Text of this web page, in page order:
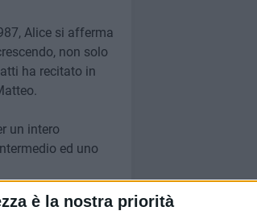
è la nostra priorità
Alice si afferma
non solo
ha recitato in
un intero
ed uno
ballerine in